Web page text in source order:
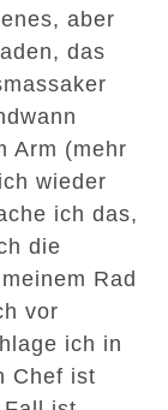
aber
das
Arm (mehr
wieder
ich das,
die
Rad
vor
ich in
Chef ist